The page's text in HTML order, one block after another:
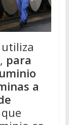
para
a